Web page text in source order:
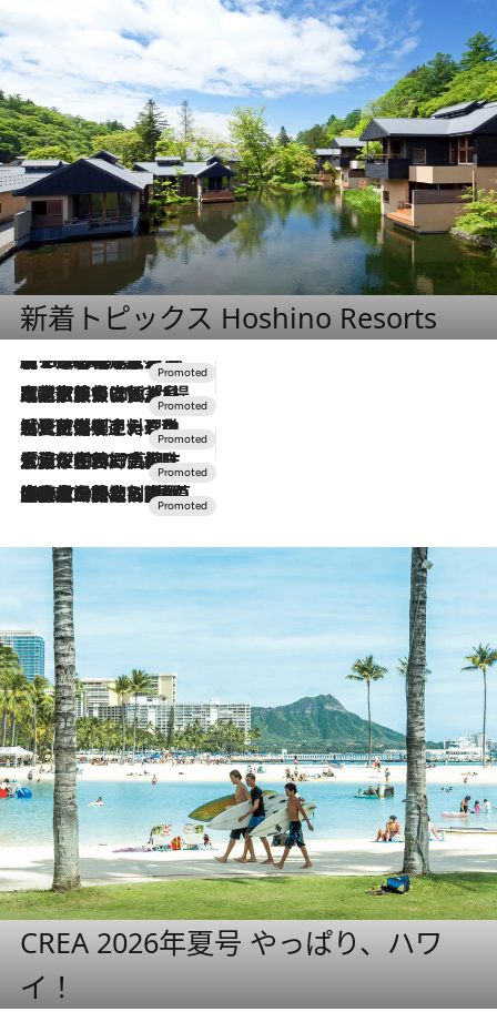
新着トピックス Hoshino Resorts
2026.8.7
【トンボの足水浴】ヒノキの香りに包まれて涼感マックス！約13℃の湧水かけ流しを避暑地「星野温泉 トンボの湯」で体験
2026.7.31
【ホテル帰省】という選択肢をOMOが提案。家族とほどよい距離を保つには「昼は実家、夜は気兼ねなくホテルで！」
2026.7.24
【夏限定ディナーコース】旬を迎える稚鮎や花ズッキーニなどをイタリア・トスカーナの郷土料理の手法で満喫！
2026.7.17
「土佐和ハーブかき氷」がOMO7高知に登場！生姜、山椒、大葉など目にも舌にも涼を呼ぶ郷土の味
2026.7.10
NEW OPEN！【界 草津】名湯の地に誕生。趣の異なる2種の温泉と上州ならではの会席・蕎麦割烹など美食を味わう究極の癒やし旅
CREA 2026年夏号 やっぱり、ハワ
イ！